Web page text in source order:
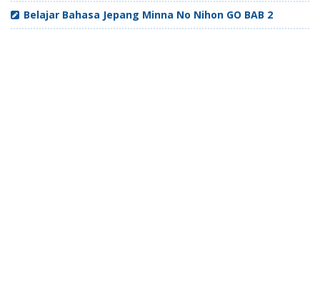
Belajar Bahasa Jepang Minna No Nihon GO BAB 2